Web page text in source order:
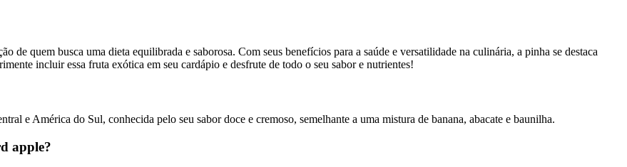
de quem busca uma dieta equilibrada e saborosa. Com seus benefícios para a saúde e versatilidade na culinária, a pinha se destaca
incluir essa fruta exótica em seu cardápio e desfrute de todo o seu sabor e nutrientes!
e América do Sul, conhecida pelo seu sabor doce e cremoso, semelhante a uma mistura de banana, abacate e baunilha.
apple?